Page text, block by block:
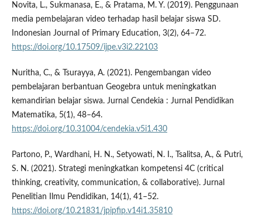
Novita, L., Sukmanasa, E., & Pratama, M. Y. (2019). Penggunaan
media pembelajaran video terhadap hasil belajar siswa SD.
Indonesian Journal of Primary Education, 3(2), 64–72.
https://doi.org/10.17509/ijpe.v3i2.22103
Nuritha, C., & Tsurayya, A. (2021). Pengembangan video
pembelajaran berbantuan Geogebra untuk meningkatkan
kemandirian belajar siswa. Jurnal Cendekia : Jurnal Pendidikan
Matematika, 5(1), 48–64.
https://doi.org/10.31004/cendekia.v5i1.430
Partono, P., Wardhani, H. N., Setyowati, N. I., Tsalitsa, A., & Putri,
S. N. (2021). Strategi meningkatkan kompetensi 4C (critical
thinking, creativity, communication, & collaborative). Jurnal
Penelitian Ilmu Pendidikan, 14(1), 41–52.
https://doi.org/10.21831/jpipfip.v14i1.35810